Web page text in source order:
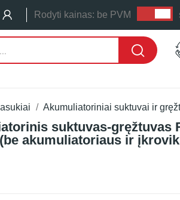
Rodyti kainas: be PVM
Akumuliatoriniai suktuvai ir
suktuvas-gręžtuvas
akumuliatoriaus ir